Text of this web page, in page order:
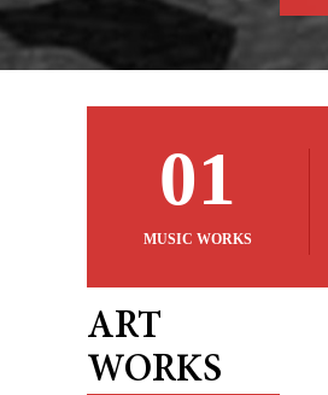
01
MUSIC WORKS
ART
WORKS